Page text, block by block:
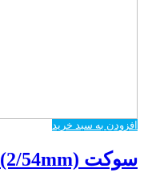
افزودن به سبد خرید
سوکت PHL 2*6 (2/54mm) رایت